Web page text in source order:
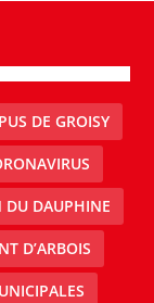
DE GROISY
DU DAUPHINE
D’ARBOIS